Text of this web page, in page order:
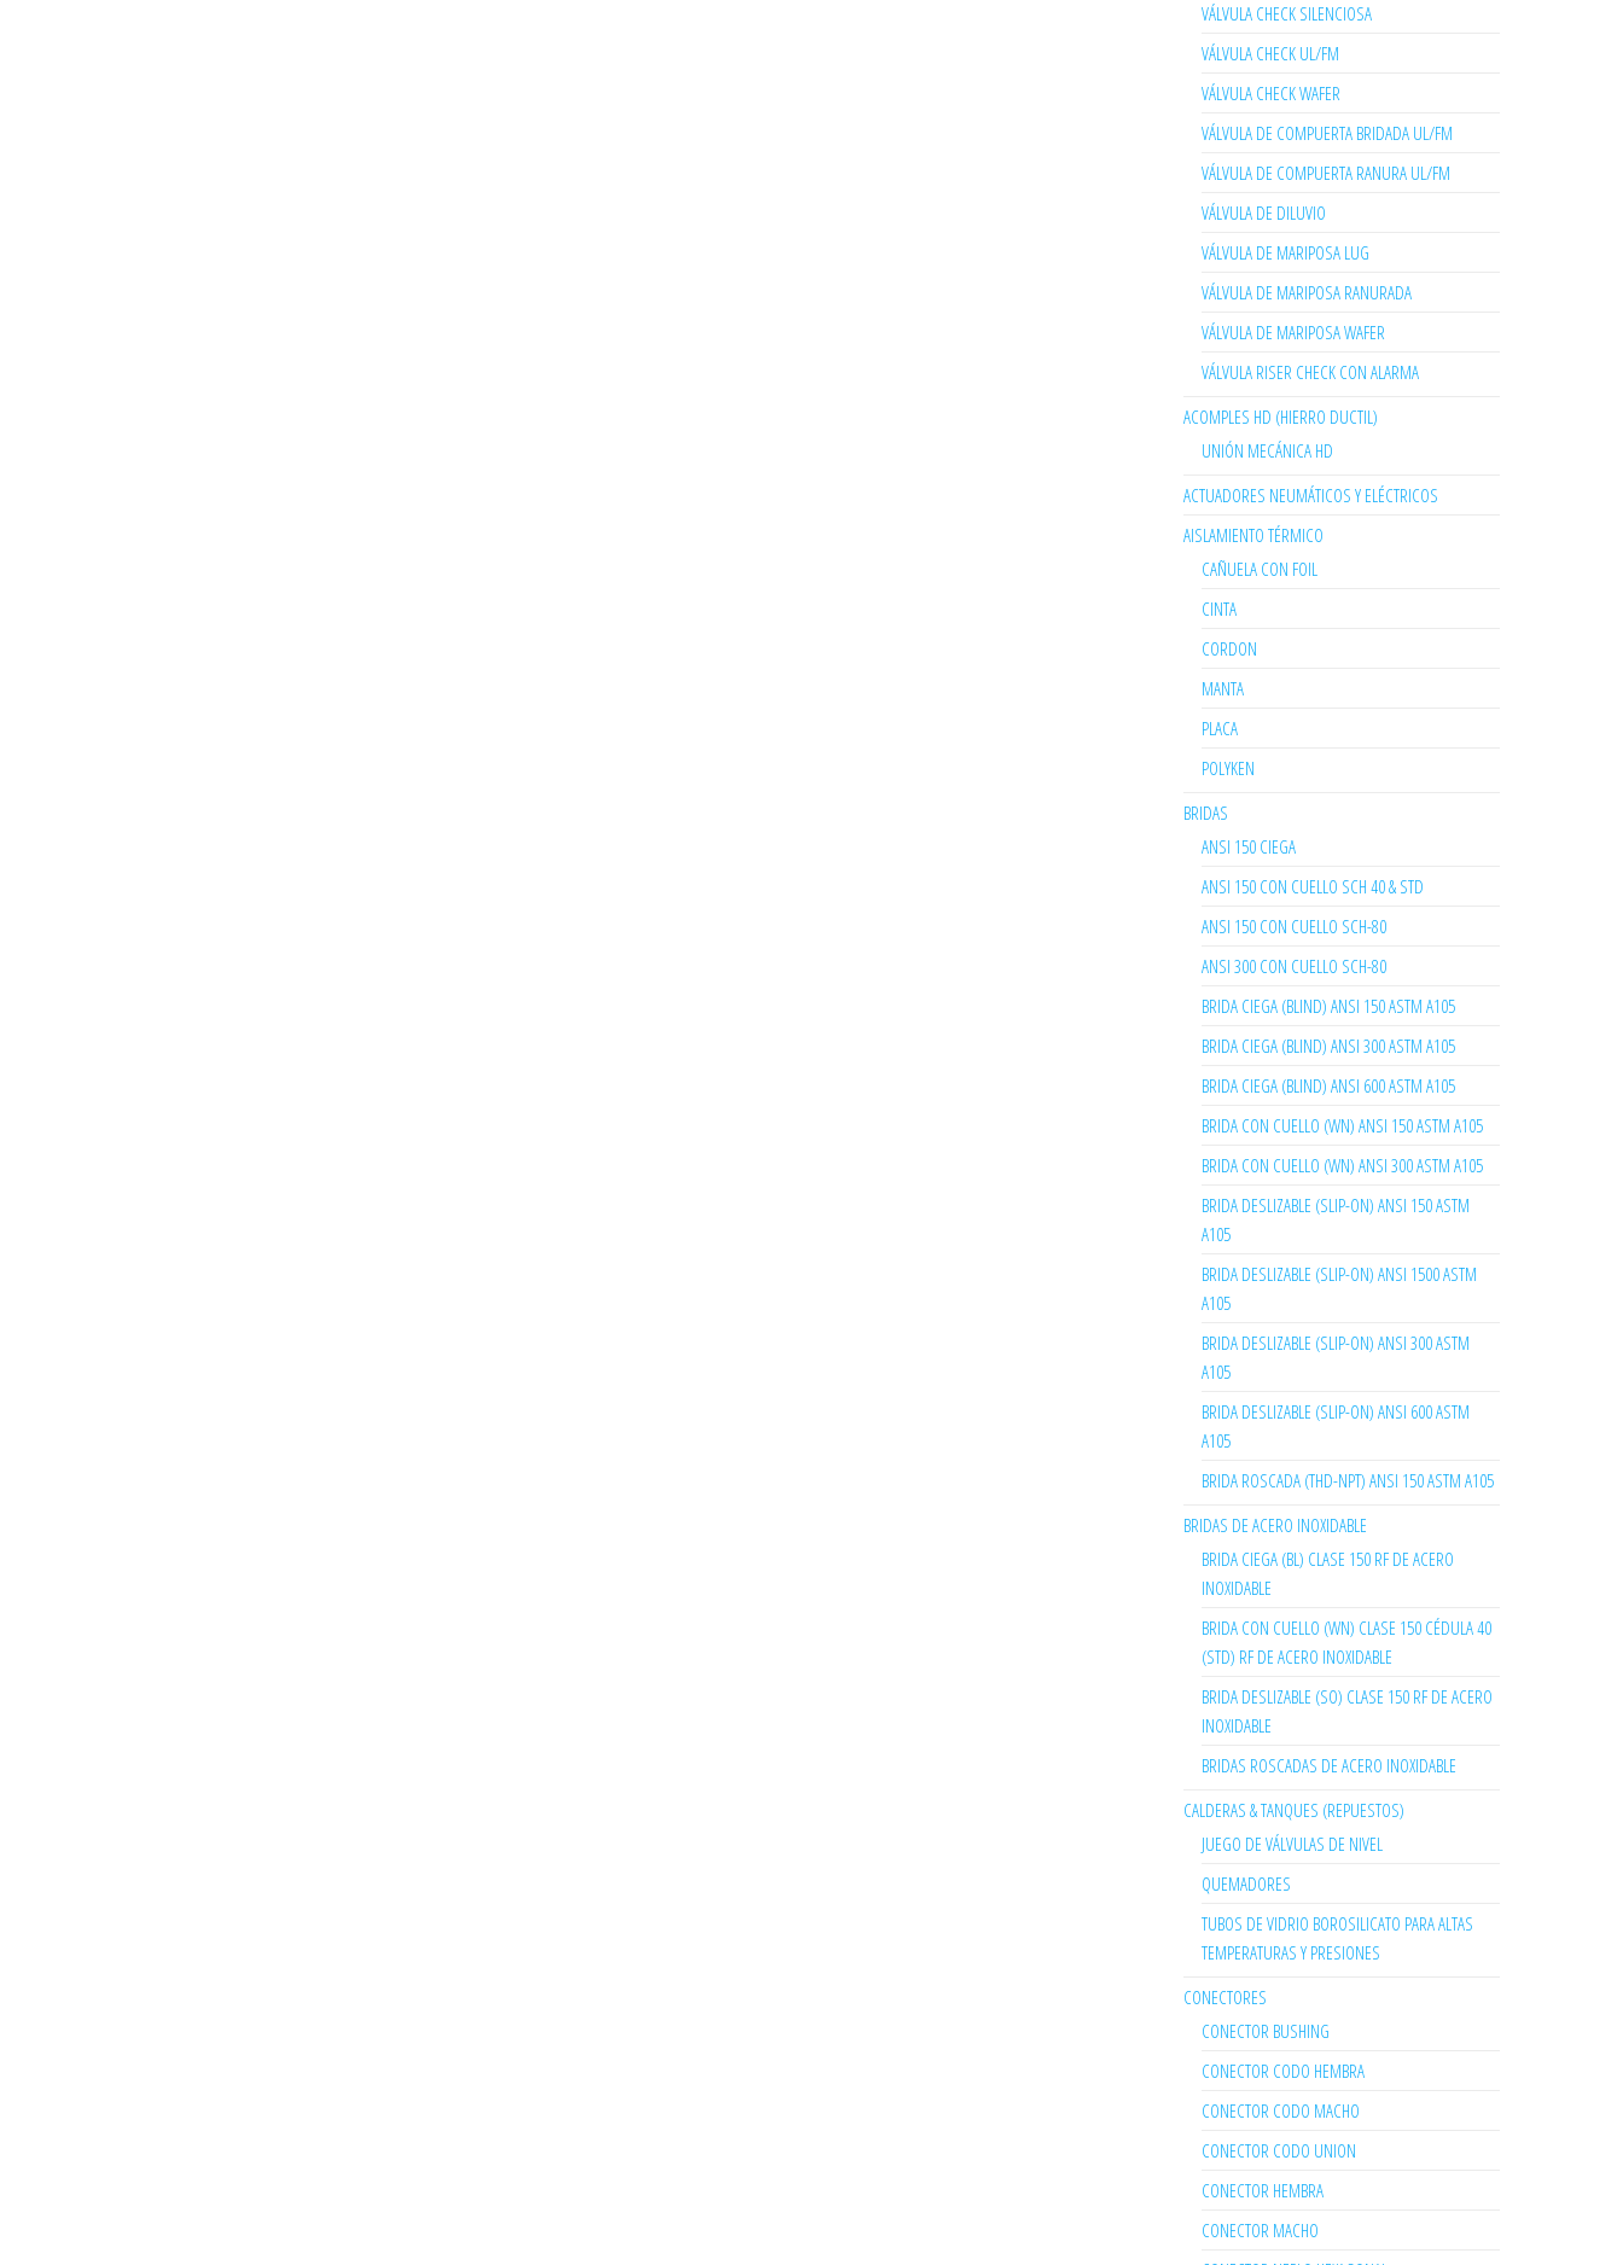
VÁLVULA CHECK SILENCIOSA
VÁLVULA CHECK UL/FM
VÁLVULA CHECK WAFER
VÁLVULA DE COMPUERTA BRIDADA UL/FM
VÁLVULA DE COMPUERTA RANURA UL/FM
VÁLVULA DE DILUVIO
VÁLVULA DE MARIPOSA LUG
VÁLVULA DE MARIPOSA RANURADA
VÁLVULA DE MARIPOSA WAFER
VÁLVULA RISER CHECK CON ALARMA
ACOMPLES HD (HIERRO DUCTIL)
UNIÓN MECÁNICA HD
ACTUADORES NEUMÁTICOS Y ELÉCTRICOS
AISLAMIENTO TÉRMICO
CAÑUELA CON FOIL
CINTA
CORDON
MANTA
PLACA
POLYKEN
BRIDAS
ANSI 150 CIEGA
ANSI 150 CON CUELLO SCH 40 & STD
ANSI 150 CON CUELLO SCH-80
ANSI 300 CON CUELLO SCH-80
BRIDA CIEGA (BLIND) ANSI 150 ASTM A105
BRIDA CIEGA (BLIND) ANSI 300 ASTM A105
BRIDA CIEGA (BLIND) ANSI 600 ASTM A105
BRIDA CON CUELLO (WN) ANSI 150 ASTM A105
BRIDA CON CUELLO (WN) ANSI 300 ASTM A105
BRIDA DESLIZABLE (SLIP-ON) ANSI 150 ASTM
A105
BRIDA DESLIZABLE (SLIP-ON) ANSI 1500 ASTM
A105
BRIDA DESLIZABLE (SLIP-ON) ANSI 300 ASTM
A105
BRIDA DESLIZABLE (SLIP-ON) ANSI 600 ASTM
A105
BRIDA ROSCADA (THD-NPT) ANSI 150 ASTM A105
BRIDAS DE ACERO INOXIDABLE
BRIDA CIEGA (BL) CLASE 150 RF DE ACERO
INOXIDABLE
BRIDA CON CUELLO (WN) CLASE 150 CÉDULA 40
(STD) RF DE ACERO INOXIDABLE
BRIDA DESLIZABLE (SO) CLASE 150 RF DE ACERO
INOXIDABLE
BRIDAS ROSCADAS DE ACERO INOXIDABLE
CALDERAS & TANQUES (REPUESTOS)
JUEGO DE VÁLVULAS DE NIVEL
QUEMADORES
TUBOS DE VIDRIO BOROSILICATO PARA ALTAS
TEMPERATURAS Y PRESIONES
CONECTORES
CONECTOR BUSHING
CONECTOR CODO HEMBRA
CONECTOR CODO MACHO
CONECTOR CODO UNION
CONECTOR HEMBRA
CONECTOR MACHO